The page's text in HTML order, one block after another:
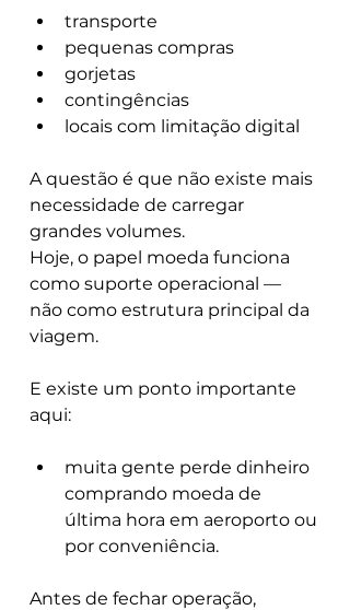
transporte
pequenas compras
gorjetas
contingências
locais com limitação digital
A questão é que não existe mais
necessidade de carregar
grandes volumes.
Hoje, o papel moeda funciona
como suporte operacional —
não como estrutura principal da
viagem.
E existe um ponto importante
aqui:
muita gente perde dinheiro
comprando moeda de
última hora em aeroporto ou
por conveniência.
Antes de fechar operação,